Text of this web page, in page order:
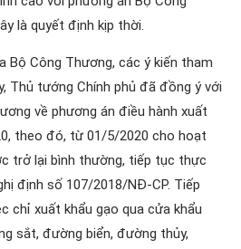
là quyết định kịp thời.
Bộ Công Thương, các ý kiến tham
Thủ tướng Chính phủ đã đồng ý với
về phương án điều hành xuất
theo đó, từ 01/5/2020 cho hoạt
trở lại bình thường, tiếp tục thực
định số 107/2018/NĐ-CP. Tiếp
chỉ xuất khẩu gạo qua cửa khẩu
sắt, đường biển, đường thủy,